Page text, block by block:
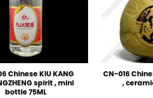
Chinese KIU KANG
spirit , mini
bottle 75ML
CN-016
,